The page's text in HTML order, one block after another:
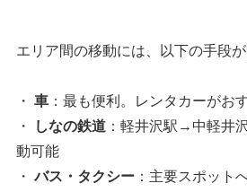
エリア間の移動には、以下の手段が
・ 車：最も便利。レンタカーがお
・
しなの鉄道：軽井沢駅→中軽井
動可能
・バス・タクシー：主要スポット